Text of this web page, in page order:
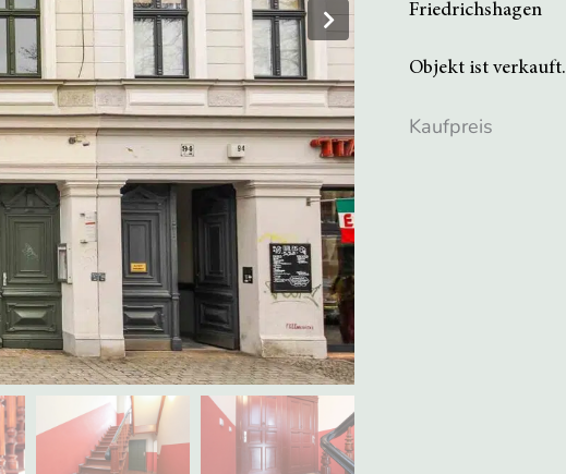
Friedrichshagen
Objekt ist verkauft.
Kaufpreis